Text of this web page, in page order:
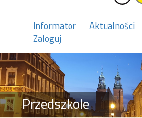
Informator Aktualności
Zaloguj
Przedszkole